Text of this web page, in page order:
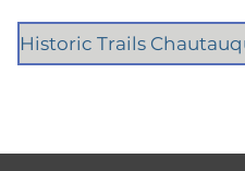
Historic Trails